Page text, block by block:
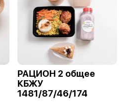
РАЦИОН 2 общее
КБЖУ
1481/87/46/174